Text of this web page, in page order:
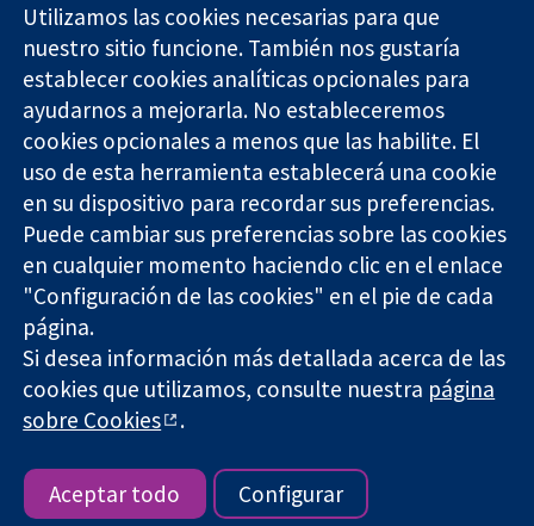
Evidencia fiable.
Decisiones
informadas.
Mejor salud.
11-13 Cavendish
Square
Londres
W1G 0AN
Reino Unido
Contacto
Noticias
Prensa
Sobre
nosotros
Empleo
Cochrane
Library
The Cochrane Collaboration is a charity (no. 1045921) and a
company limited by guarantee (no. 03044323) registered in
England & Wales. VAT registration number GB 718 2127 49.
Copyright © 2026 The Cochrane Collaboration
Términos y condiciones del sitio web|Responsabilidades
Privacidad|Política de cookies|Configuración de cookies
Utilizamos las cookies necesarias para que
nuestro sitio funcione. También nos gustaría
establecer cookies analíticas opcionales para
ayudarnos a mejorarla. No estableceremos
cookies opcionales a menos que las habilite. El
uso de esta herramienta establecerá una cookie
en su dispositivo para recordar sus preferencias.
Puede cambiar sus preferencias sobre las cookies
en cualquier momento haciendo clic en el enlace
"Configuración de las cookies" en el pie de cada
página.
Si desea información más detallada acerca de las
cookies que utilizamos, consulte nuestra página
sobre Cookies
.
Aceptar todo Configurar